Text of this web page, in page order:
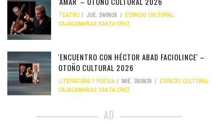
TEATRO JUE, 24/09/26
ESPACIO CULTURAL
CAJACANARIAS SANTA CRUZ
'ENCUENTRO CON HÉCTOR ABAD FACIOLINCE' –
OTOÑO CULTURAL 2026
LITERATURA Y POESÍA MIÉ, 30/09/26
ESPACIO CULTURAL
CAJACANARIAS SANTA CRUZ
AD